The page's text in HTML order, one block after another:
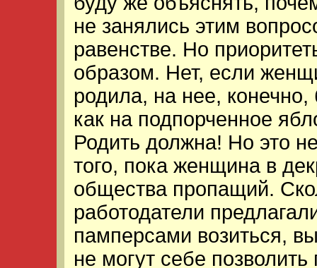
не занялись этим
равенстве. Но
образом. Нет, если
родила, на нее, конечно,
как на подпорченное
Родить должна! Но это
того, пока женщина в
общества пропащий.
работодатели
памперсами возиться,
не могут себе